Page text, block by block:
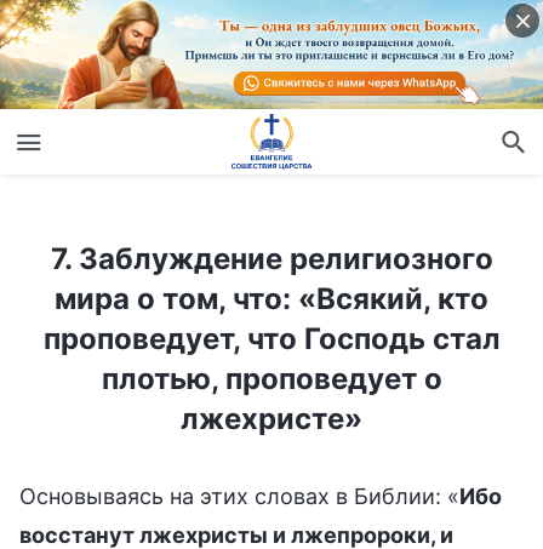
7. Заблуждение религиозного
мира о том, что: «Всякий, кто
проповедует, что Господь стал
плотью, проповедует о
лжехристе»
Основываясь на этих словах в Библии: «Ибо
восстанут лжехристы и лжепророки, и